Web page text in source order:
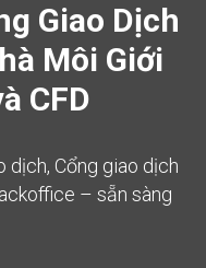
Giao Dịch
Môi Giới
CFD
dịch, Cổng giao dịch
– sẵn sàng